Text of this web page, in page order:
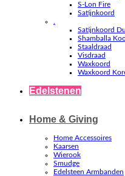
S-Lon Fire
Satijnkoord
.
Satijnkoord
Shamballa
Staaldraad
Visdraad
Waxkoord
Waxkoord
Edelstenen
Home & Giving
Home Accessoires
Kaarsen
Wierook
Smudge
Edelsteen Armbanden